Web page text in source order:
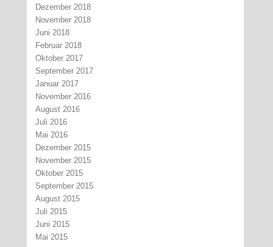
Dezember 2018
November 2018
Juni 2018
Februar 2018
Oktober 2017
September 2017
Januar 2017
November 2016
August 2016
Juli 2016
Mai 2016
Dezember 2015
November 2015
Oktober 2015
September 2015
August 2015
Juli 2015
Juni 2015
Mai 2015